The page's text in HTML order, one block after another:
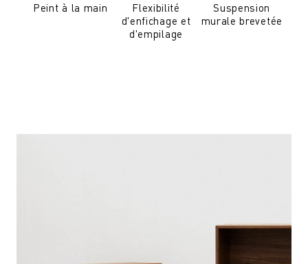
Peint à la main
Flexibilité
d'enfichage et
d'empilage
Suspension
murale brevetée